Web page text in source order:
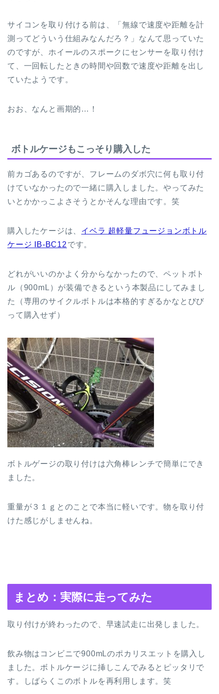
サイコンを取り付ける前は、「無線で速度や距離を計
測ってどういう仕組みなんだろ？」なんて思っていた
のですが、ホイールのスポークにセンサーを取り付け
て、一回転したときの時間や回数で速度や距離を出し
ていたようです。
おお、なんと画期的…！
ボトルケージもこっそり購入した
前カゴあるのですが、フレームのダボ穴に何も取り付
けていなかったので一緒に購入しました。やってみた
いとかかっこよさそうとかそんな理由です。笑
購入したケージは、 イベラ 超軽量フュージョンボトル
ケージ IB-BC12 です。
どれがいいのかよく分からなかったので、ペットボト
ル（900mL）が装備できるという本製品にしてみまし
た（専用のサイクルボトルは本格的すぎるかなとびび
って購入せず）
ボトルゲージの取り付けは六角棒レンチで簡単にでき
ました。
重量が３１ｇとのことで本当に軽いです。物を取り付
けた感じがしませんね。
まとめ：実際に走ってみた
取り付けが終わったので、早速試走に出発しました。
飲み物はコンビニで900mLのポカリスエットを購入し
ました。ボトルケージに挿しこんでみるとピッタリで
す。しばらくこのボトルを再利用します。笑